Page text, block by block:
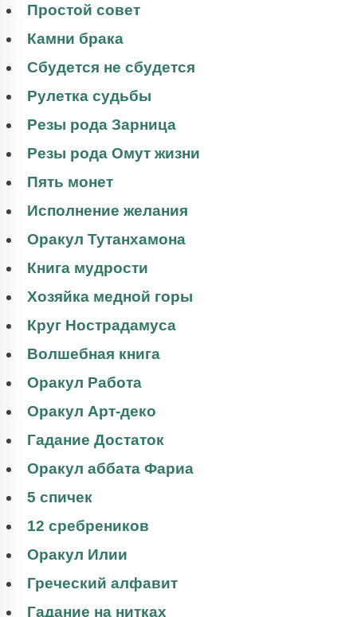
Простой совет
Камни брака
Сбудется не сбудется
Рулетка судьбы
Резы рода Зарница
Резы рода Омут жизни
Пять монет
Исполнение желания
Оракул Тутанхамона
Книга мудрости
Хозяйка медной горы
Круг Нострадамуса
Волшебная книга
Оракул Работа
Оракул Арт-деко
Гадание Достаток
Оракул аббата Фариа
5 спичек
12 сребреников
Оракул Илии
Греческий алфавит
Гадание на нитках